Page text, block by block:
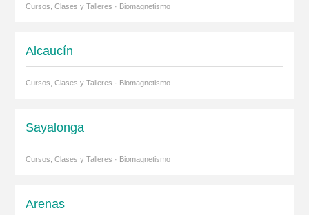
Cursos, Clases y Talleres · Biomagnetismo
Alcaucín
Cursos, Clases y Talleres · Biomagnetismo
Sayalonga
Cursos, Clases y Talleres · Biomagnetismo
Arenas